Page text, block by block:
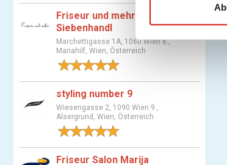
l
g
u
g
a
Friseur und mehr Martha
Siebenhandl
Marchettigasse 1A, 1060 Wien 6.,
Mariahilf, Wien, Österreich
styling number 9
Wiesengasse 2, 1090 Wien 9.,
Alsergrund, Wien, Österreich
Friseur Salon Marija